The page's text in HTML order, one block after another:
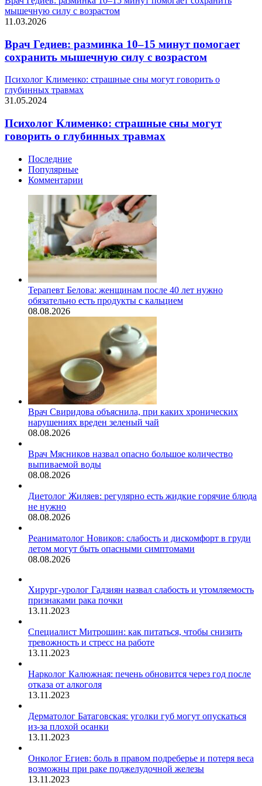
мышечную силу с возрастом
11.03.2026
Врач Гедиев: разминка 10–15 минут помогает
сохранить мышечную силу с возрастом
Психолог Клименко: страшные сны могут говорить о
глубинных травмах
31.05.2024
Психолог Клименко: страшные сны могут
говорить о глубинных травмах
Последние
Популярные
Комментарии
Терапевт Белова: женщинам после 40 лет нужно
обязательно есть продукты с кальцием
08.08.2026
Врач Свиридова объяснила, при каких хронических
нарушениях вреден зеленый чай
08.08.2026
Врач Мясников назвал опасно большое количество
выпиваемой воды
08.08.2026
Диетолог Жиляев: регулярно есть жидкие горячие блюда
не нужно
08.08.2026
Реаниматолог Новиков: слабость и дискомфорт в груди
летом могут быть опасными симптомами
08.08.2026
Хирург-уролог Гадзиян назвал слабость и утомляемость
признаками рака почки
13.11.2023
Специалист Митрошин: как питаться, чтобы снизить
тревожность и стресс на работе
13.11.2023
Нарколог Калюжная: печень обновится через год после
отказа от алкоголя
13.11.2023
Дерматолог Батаговская: уголки губ могут опускаться
из-за плохой осанки
13.11.2023
Онколог Егиев: боль в правом подреберье и потеря веса
возможны при раке поджелудочной железы
13.11.2023